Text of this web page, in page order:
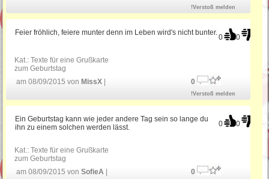
!Verstoß melden
0 0
Feier fröhlich, feiere munter denn im Leben wird's nicht bunter.
Kat.:Texte für eine Grußkarte
zum Geburtstag
am 08/09/2015 von MissX 0
!Verstoß melden
0 0
Ein Geburtstag kann wie jeder andere Tag sein so lange du
ihn zu einem solchen werden lässt.
Kat.:Texte für eine Grußkarte
zum Geburtstag
am 08/09/2015 vonSofieA 0